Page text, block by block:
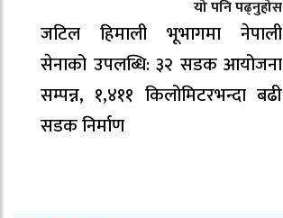
यो पनि पढ्नुहोस
जटिल हिमाली भूभागमा नेपाली
सेनाको उपलब्धि: ३२ सडक आयोजना
सम्पन्न, १,४११ किलोमिटरभन्दा बढी
सडक निर्माण